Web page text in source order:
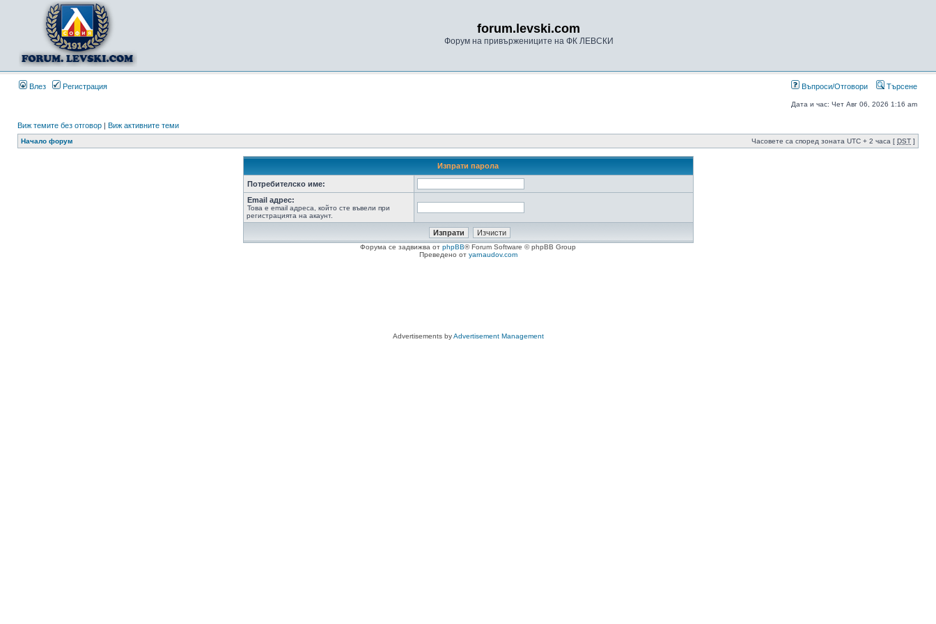
forum.levski.com
Форум на привържениците на ФК ЛЕВСКИ
Влез Регистрация Въпроси/Отговори Търсене
Дата и час: Чет Авг 06, 2026 1:16 am
Виж темите без отговор | Виж активните теми
Начало форум Часовете са според зоната UTC + 2 часа [ DST ]
Изпрати парола
Потребителско име:
Email адрес:
Това е email адреса, който сте въвели при
регистрацията на акаунт.
Форума се задвижва от phpBB® Forum Software © phpBB Group
Преведено от yarnaudov.com
Advertisements byAdvertisement Management